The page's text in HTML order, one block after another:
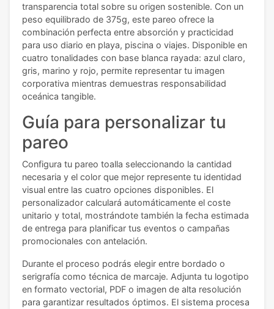
transparencia total sobre su origen sostenible. Con un
peso equilibrado de 375g, este pareo ofrece la
combinación perfecta entre absorción y practicidad
para uso diario en playa, piscina o viajes. Disponible en
cuatro tonalidades con base blanca rayada: azul claro,
gris, marino y rojo, permite representar tu imagen
corporativa mientras demuestras responsabilidad
oceánica tangible.
Guía para personalizar tu
pareo
Configura tu pareo toalla seleccionando la cantidad
necesaria y el color que mejor represente tu identidad
visual entre las cuatro opciones disponibles. El
personalizador calculará automáticamente el coste
unitario y total, mostrándote también la fecha estimada
de entrega para planificar tus eventos o campañas
promocionales con antelación.
Durante el proceso podrás elegir entre bordado o
serigrafía como técnica de marcaje. Adjunta tu logotipo
en formato vectorial, PDF o imagen de alta resolución
para garantizar resultados óptimos. El sistema procesa